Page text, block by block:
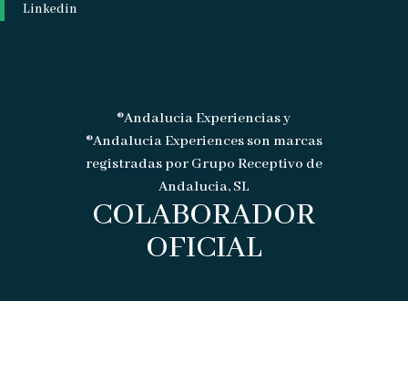
Linkedin
®Andalucia Experiencias y
®Andalucia Experiences son marcas
registradas por Grupo Receptivo de
Andalucia, SL
COLABORADOR
OFICIAL